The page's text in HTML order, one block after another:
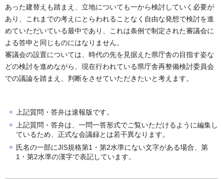
あった建替えも踏まえ、立地についても一から検討していく必要が
あり、これまでの考えにとらわれることなく自由な発想で検討を進
めていただいている最中であり、これは条例で制定された審議会に
よる答申と同じものにはなりません。
審議会の設置については、時代の先を見据えた県庁舎の目指す姿な
どの検討を進めながら、現在行われている県庁舎再整備検討委員会
での議論を踏まえ、判断をさせていただきたいと考えます。
上記質問・答弁は速報版です。
上記質問・答弁は、一問一答形式でご覧いただけるように編集し
ているため、正式な会議録とは若干異なります。
氏名の一部にJIS規格第1・第2水準にない文字がある場合、第
1・第2水準の漢字で表記しています。